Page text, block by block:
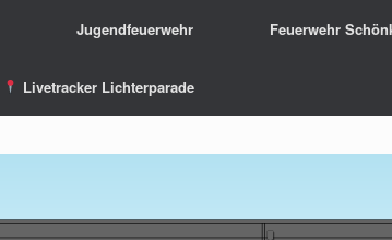
Jugendfeuerwehr Feuerwehr
Livetracker Lichterparade